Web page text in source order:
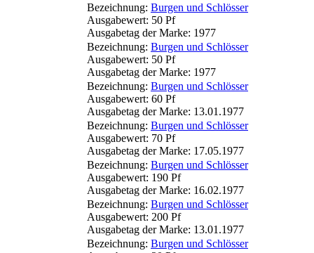
Bezeichnung: Burgen und Schlösser
Ausgabewert: 50 Pf
Ausgabetag der Marke: 1977
Bezeichnung: Burgen und Schlösser
Ausgabewert: 50 Pf
Ausgabetag der Marke: 1977
Bezeichnung: Burgen und Schlösser
Ausgabewert: 60 Pf
Ausgabetag der Marke: 13.01.1977
Bezeichnung: Burgen und Schlösser
Ausgabewert: 70 Pf
Ausgabetag der Marke: 17.05.1977
Bezeichnung: Burgen und Schlösser
Ausgabewert: 190 Pf
Ausgabetag der Marke: 16.02.1977
Bezeichnung: Burgen und Schlösser
Ausgabewert: 200 Pf
Ausgabetag der Marke: 13.01.1977
Bezeichnung: Burgen und Schlösser